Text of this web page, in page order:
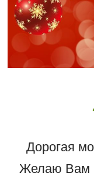
Дорогая
Желаю Вам